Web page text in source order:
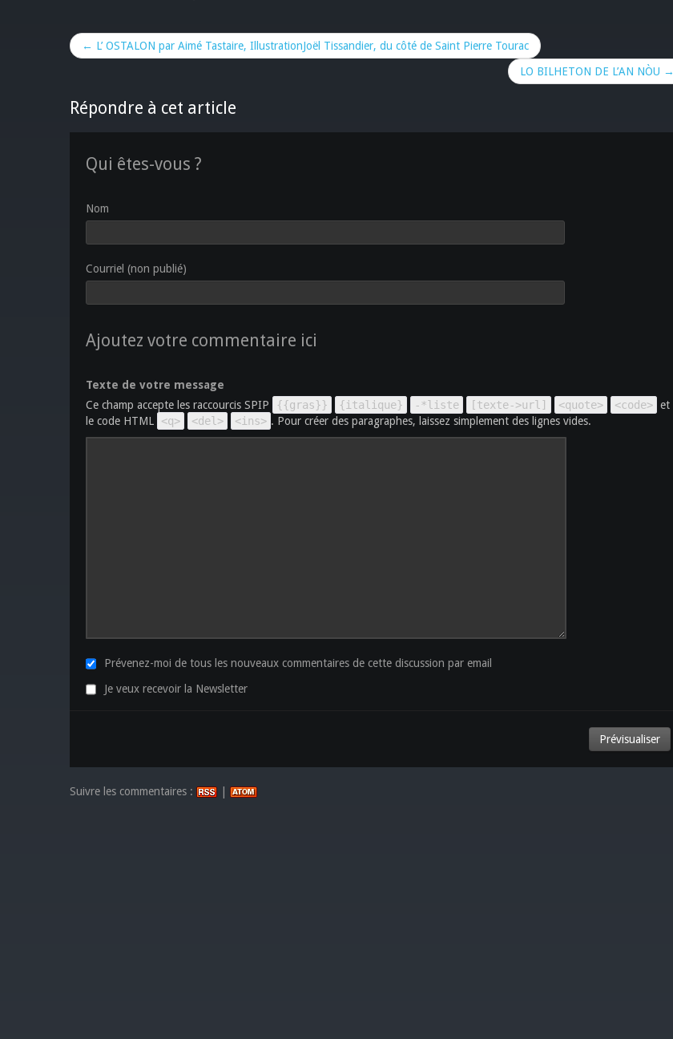
← L’ OSTALON par Aimé Tastaire, IllustrationJoël Tissandier, du côté de Saint Pierre Tourac
LO BILHETON DE L’AN NÒU →
Répondre à cet article
Qui êtes-vous ?
Nom
Courriel (non publié)
Ajoutez votre commentaire ici
Texte de votre message
Ce champ accepte les raccourcis SPIP
{{gras}} {italique} -*liste [texte->url] <quote> <code> et
le code HTML
<q> <del> <ins> . Pour créer des paragraphes, laissez simplement des lignes vides.
Prévenez-moi de tous les nouveaux commentaires de cette discussion par email
Je veux recevoir la Newsletter
Suivre les commentaires :